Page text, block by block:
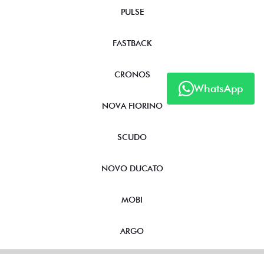
WhatsApp
PULSE
FASTBACK
CRONOS
NOVA FIORINO
SCUDO
NOVO DUCATO
MOBI
ARGO